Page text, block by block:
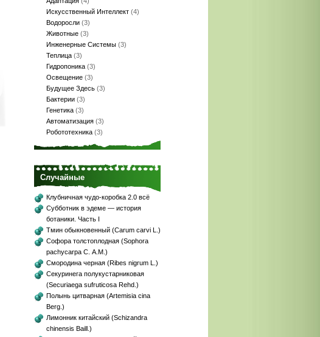
Искусственный Интеллект (4)
Водоросли (3)
Животные (3)
Инженерные Системы (3)
Теплица (3)
Гидропоника (3)
Освещение (3)
Будущее Здесь (3)
Бактерии (3)
Генетика (3)
Автоматизация (3)
Робототехника (3)
Случайные
Клубничная чудо-коробка 2.0 всё
Субботник в эдеме — история
ботаники. Часть I
Тмин обыкновенный (Carum carvi L.)
Софора толстоплодная (Sophora
pachycarpa С. A.M.)
Смородина черная (Ribes nigrum L.)
Секуринега полукустарниковая
(Securiaega sufruticosa Rehd.)
Полынь цитварная (Artemisia cina
Berg.)
Лимонник китайский (Schizandra
chinensis Baill.)